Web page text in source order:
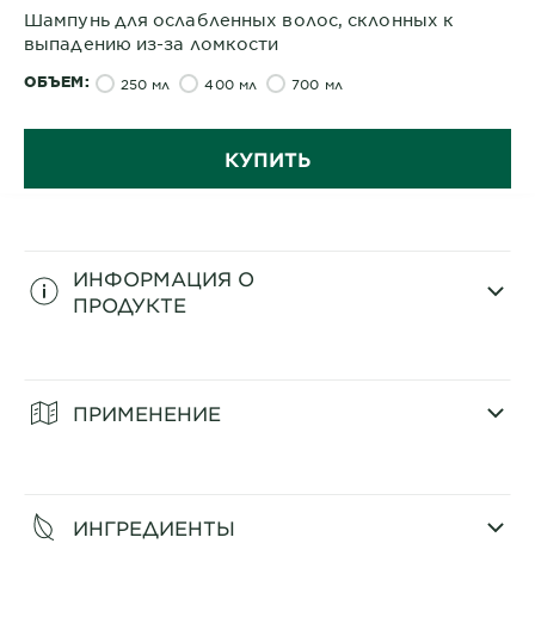
Шампунь для ослабленных волос, склонных к
выпадению из-за ломкости
ОБЪЕМ 250 мл 400 мл 700 мл
КУПИТЬ
ИНФОРМАЦИЯ О
ПРОДУКТЕ
ПРИМЕНЕНИЕ
ИНГРЕДИЕНТЫ